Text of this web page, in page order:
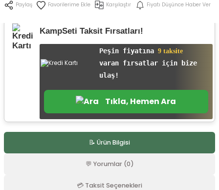
Paylaş Karşılaştır Fiyatı Düşünce Haber Ver
KampSeti Taksit Fırsatları!
Peşin fiyatına 9 taksite
varan fırsatlar için bize
ulaş!
Tıkla, Hemen Ara
📝 Ürün Bilgisi
💬 Yorumlar (0)
💳 Taksit Seçenekleri